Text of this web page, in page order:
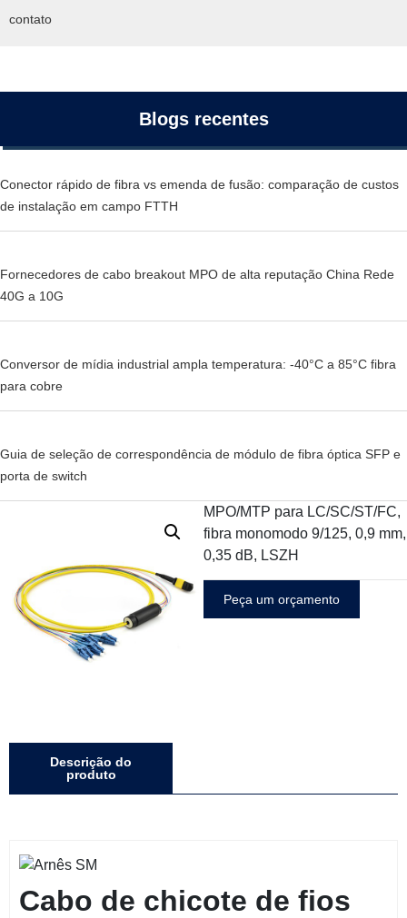
contato
Blogs recentes
Conector rápido de fibra vs emenda de fusão: comparação de custos
de instalação em campo FTTH
Fornecedores de cabo breakout MPO de alta reputação China Rede
40G a 10G
Conversor de mídia industrial ampla temperatura: -40°C a 85°C fibra
para cobre
Guia de seleção de correspondência de módulo de fibra óptica SFP e
porta de switch
MPO/MTP para LC/SC/ST/FC,
fibra monomodo 9/125, 0,9 mm,
0,35 dB, LSZH
Peça um orçamento
Descrição do
produto
Cabo de chicote de fios